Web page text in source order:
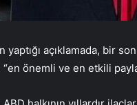
açıklamada, bir
önemli ve en etkili